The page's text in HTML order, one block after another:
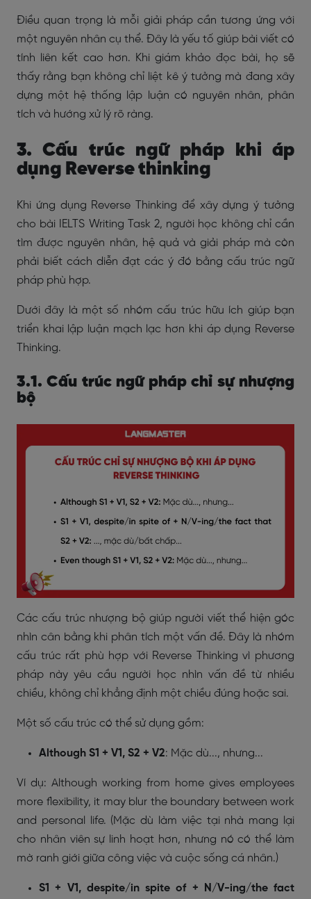
Điều quan trọng là mỗi giải pháp cần tương ứng với
một nguyên nhân cụ thể. Đây là yếu tố giúp bài viết có
tính liên kết cao hơn. Khi giám khảo đọc bài, họ sẽ
thấy rằng bạn không chỉ liệt kê ý tưởng mà đang xây
dựng một hệ thống lập luận có nguyên nhân, phân
tích và hướng xử lý rõ ràng.
3. Cấu trúc ngữ pháp khi áp
dụng Reverse thinking
Khi ứng dụng Reverse Thinking để xây dựng ý tưởng
cho bài IELTS Writing Task 2, người học không chỉ cần
tìm được nguyên nhân, hệ quả và giải pháp mà còn
phải biết cách diễn đạt các ý đó bằng cấu trúc ngữ
pháp phù hợp.
Dưới đây là một số nhóm cấu trúc hữu ích giúp bạn
triển khai lập luận mạch lạc hơn khi áp dụng Reverse
Thinking.
3.1. Cấu trúc ngữ pháp chỉ sự nhượng
bộ
Các cấu trúc nhượng bộ giúp người viết thể hiện góc
nhìn cân bằng khi phân tích một vấn đề. Đây là nhóm
cấu trúc rất phù hợp với Reverse Thinking vì phương
pháp này yêu cầu người học nhìn vấn đề từ nhiều
chiều, không chỉ khẳng định một chiều đúng hoặc sai.
Một số cấu trúc có thể sử dụng gồm:
Although S1 + V1, S2 + V2: Mặc dù..., nhưng...
Ví dụ: Although working from home gives employees
more flexibility, it may blur the boundary between work
and personal life. (Mặc dù làm việc tại nhà mang lại
cho nhân viên sự linh hoạt hơn, nhưng nó có thể làm
mờ ranh giới giữa công việc và cuộc sống cá nhân.)
S1 + V1, despite/in spite of + N/V-ing/the fact